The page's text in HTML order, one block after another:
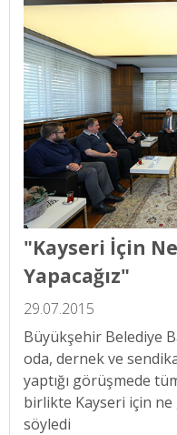
"Kayseri İçin
Yapacağız"
29.07.2015
Büyükşehir Belediye
oda, dernek ve
yaptığı görüşmede
birlikte Kayseri için ne
söyledi